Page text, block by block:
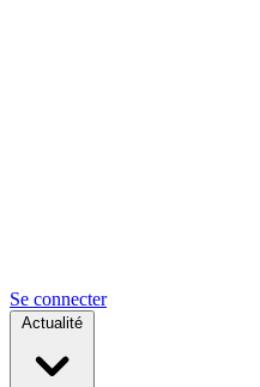
Se connecter
Actualité